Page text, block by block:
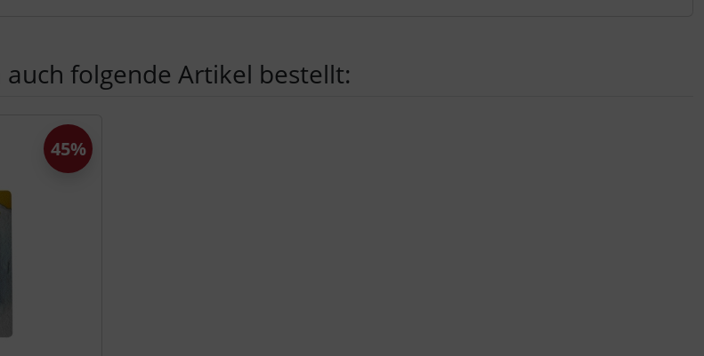
folgende Artikel bestellt:
Artikeln.
45%